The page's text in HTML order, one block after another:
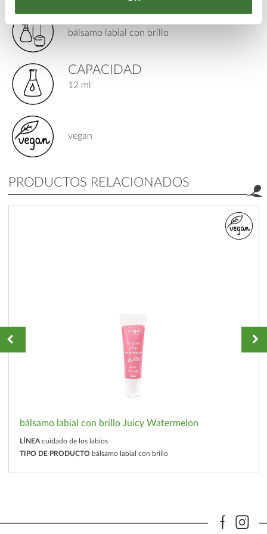
TIPO DE PRODUCTO
bálsamo labial con brillo
CAPACIDAD
12 ml
vegan
PRODUCTOS RELACIONADOS
bálsamo labial con brillo Juicy Watermelon
LÍNEA cuidado de los labios
TIPO DE PRODUCTO bálsamo labial con brillo